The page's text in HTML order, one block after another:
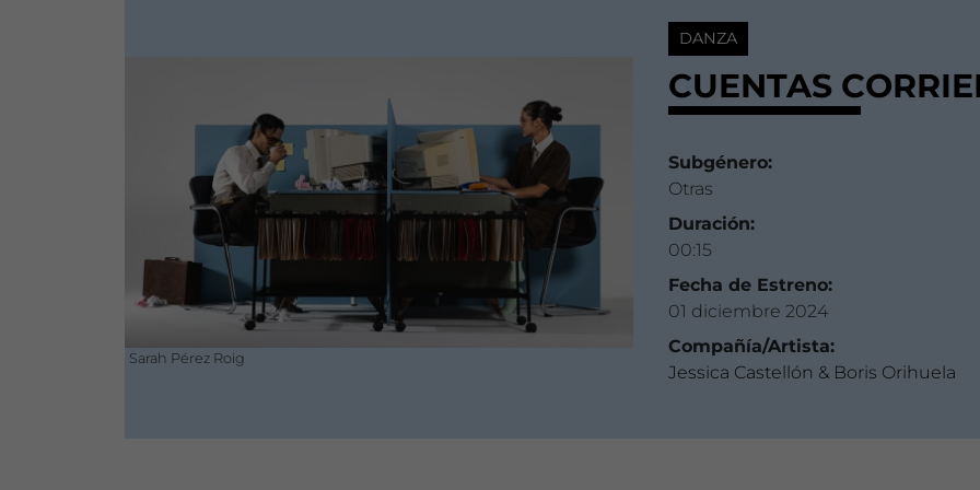
Sarah Pérez Roig
DANZA
CUENTAS
Subgénero:
Otras
Duración:
00:15
Fecha de Estreno:
01 diciembre 2024
Compañía/Artista:
Jessica Castellón & Boris Orihuela